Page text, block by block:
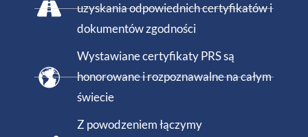
uzyskania odpowiednich certyfikatów i
dokumentów zgodności
Wystawiane certyfikaty PRS są
honorowane i rozpoznawalne na całym
świecie
Z powodzeniem łączymy